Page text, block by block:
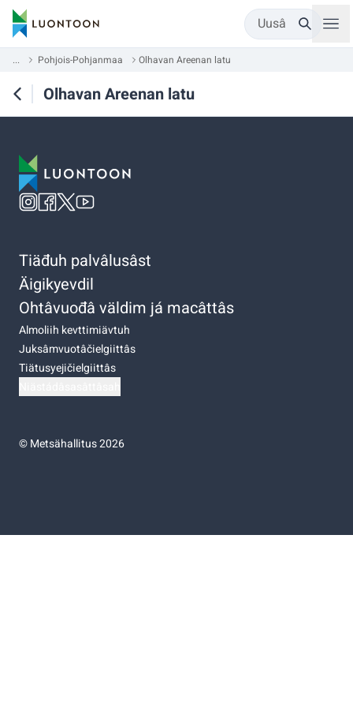
Uusâ
... Pohjois-Pohjanmaa Olhavan Areenan latu
Olhavan Areenan latu
Tiäđuh palvâlusâst
Äigikyevdil
Ohtâvuođâ väldim já macâttâs
Almoliih kevttimiävtuh
Juksâmvuotâčielgiittâs
Tiätusyejičielgiittâs
©Metsähallitus 2026